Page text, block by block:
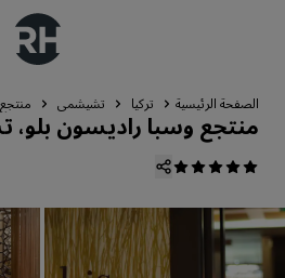
الصفحة الرئيسية تركيا تشيشمي
منتجع وسبا راديسون